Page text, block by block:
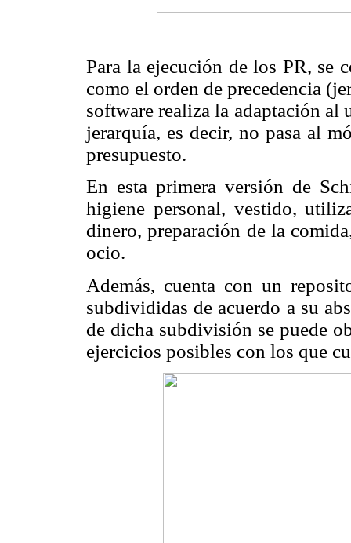
Para la ejecución de los PR, se
como el orden de precedencia
software realiza la adaptación al
jerarquía, es decir, no pasa al
presupuesto.
En esta primera versión de
higiene personal, vestido,
dinero, preparación de la
ocio.
Además, cuenta con un
subdivididas de acuerdo a su
de dicha subdivisión se puede
ejercicios posibles con los que